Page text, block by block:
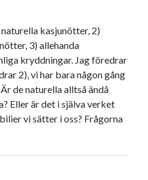
naturella kasjunötter, 2)
3) allehanda
kryddningar. Jag föredrar
2), vi har bara någon gång
de naturella alltså ändå
Eller är det i själva verket
vi sätter i oss? Frågorna